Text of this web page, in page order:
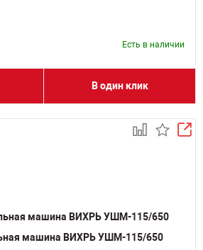
Есть в наличии
В один клик
машина ВИХРЬ УШМ-115/650